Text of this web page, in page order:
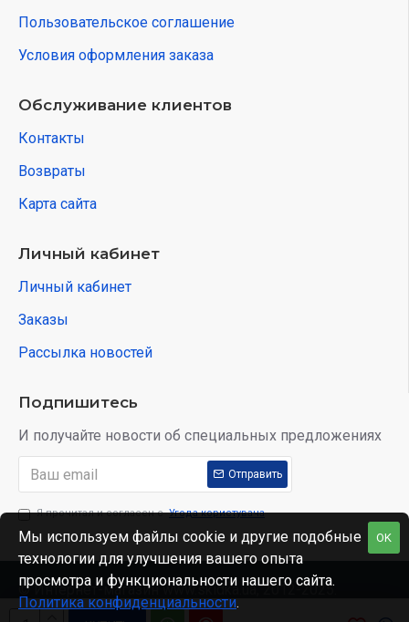
Пользовательское соглашение
Условия оформления заказа
Обслуживание клиентов
Контакты
Возвраты
Карта сайта
Личный кабинет
Личный кабинет
Заказы
Рассылка новостей
Подпишитесь
И получайте новости об специальных предложениях
Отправить
Я прочитал и согласен с Угода користувача
© Интернет-магазин www.skidka.ua, 2012-2025.
OK
Мы используем файлы cookie и другие подобные
технологии для улучшения вашего опыта
просмотра и функциональности нашего сайта.
Политика конфиденциальности.